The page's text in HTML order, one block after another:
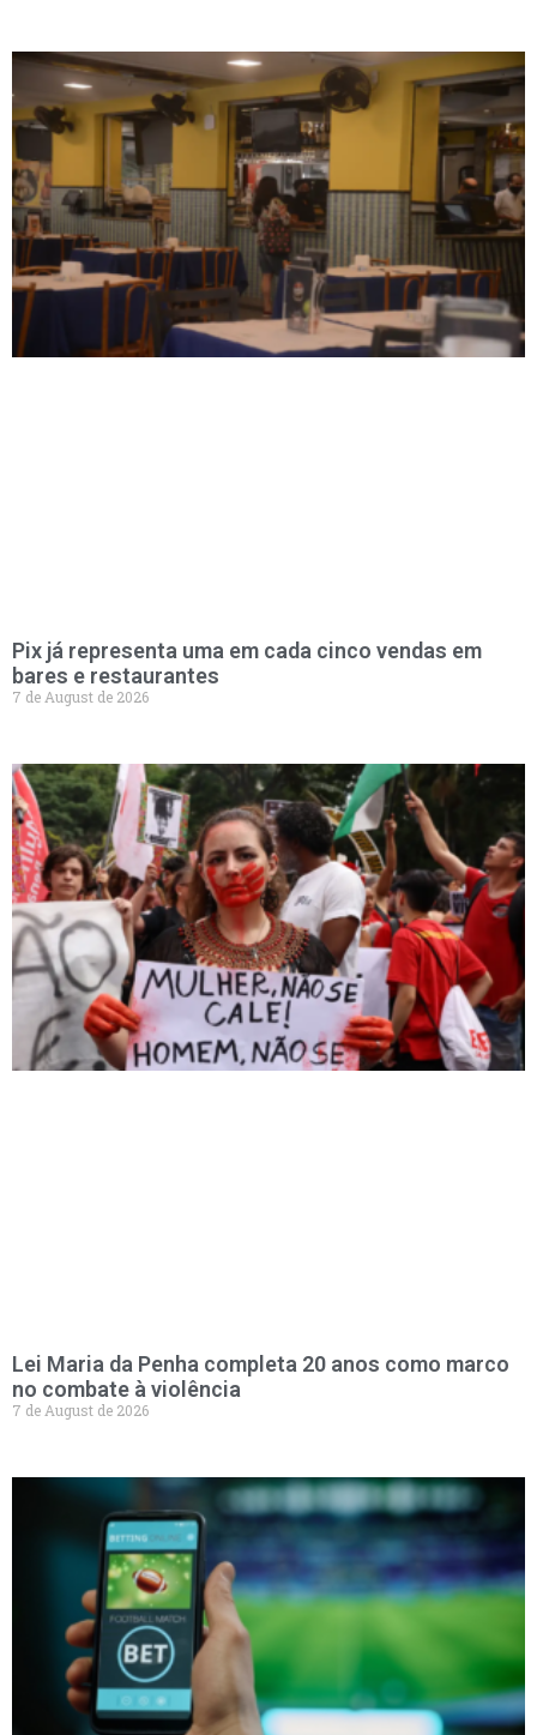
Pix já representa uma em cada cinco vendas em
bares e restaurantes
7 de August de 2026
Lei Maria da Penha completa 20 anos como marco
no combate à violência
7 de August de 2026